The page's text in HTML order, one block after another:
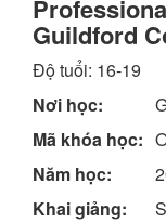
Guildford
Độ tuổi: 16-19
Nơi học:
Mã khóa học:
Năm học:
Khai giảng: